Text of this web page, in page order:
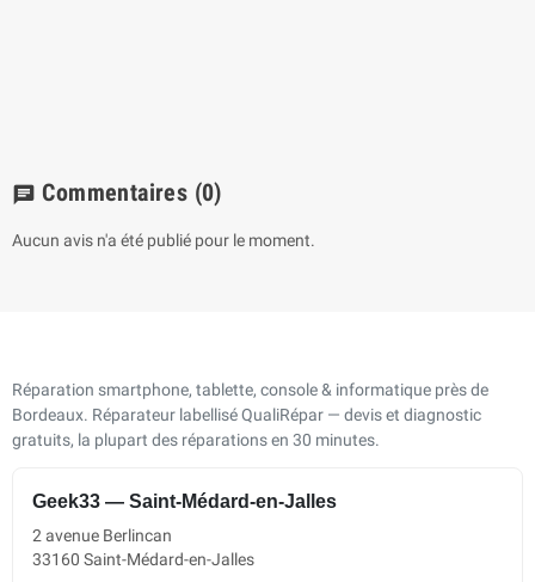
chat Commentaires (0)
Aucun avis n'a été publié pour le moment.
Réparation smartphone, tablette, console & informatique près de
Bordeaux. Réparateur labellisé QualiRépar — devis et diagnostic
gratuits, la plupart des réparations en 30 minutes.
Geek33 — Saint-Médard-en-Jalles
2 avenue Berlincan
33160 Saint-Médard-en-Jalles